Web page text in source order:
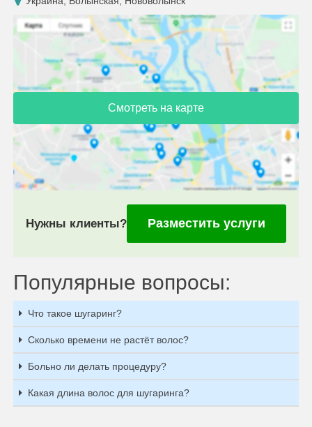
Смотреть на карте
Нужны клиенты? Разместить услуги
Популярные вопросы:
Что такое шугаринг?
Сколько времени не растёт волос?
Больно ли делать процедуру?
Какая длина волос для шугаринга?